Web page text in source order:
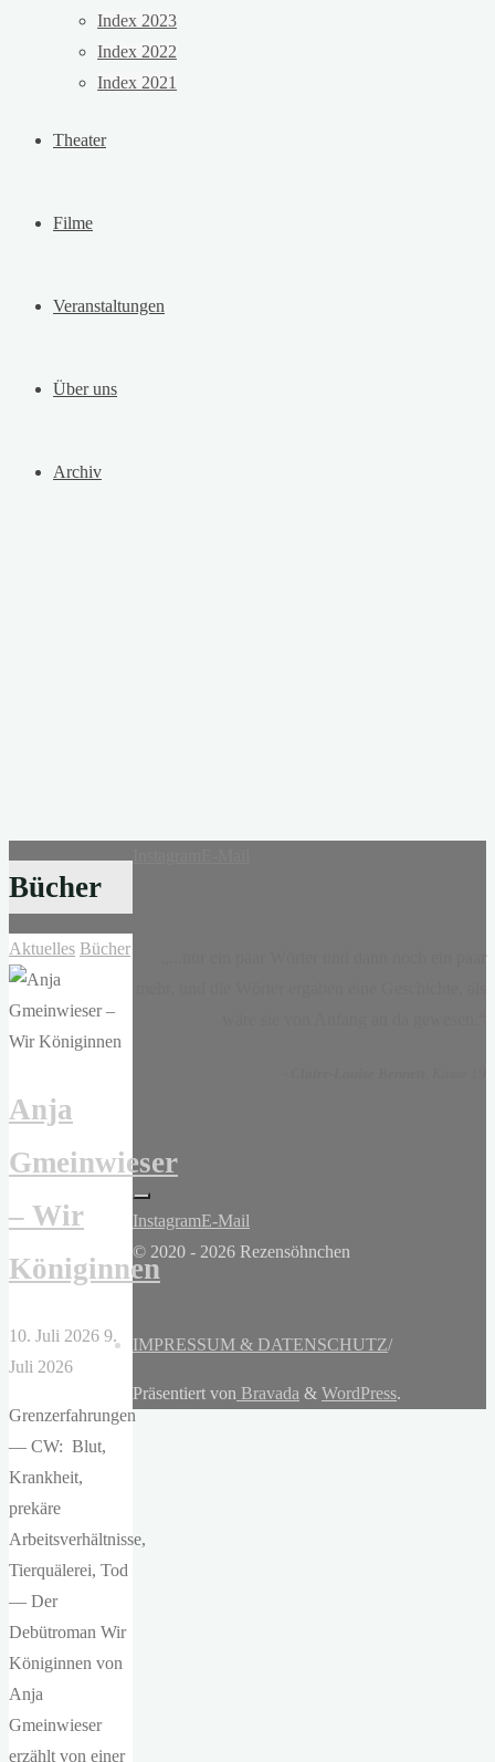
Index 2023
Index 2022
Index 2021
Theater
Filme
Veranstaltungen
Über uns
Archiv
Bücher
Aktuelles Bücher
Anja
Gmeinwieser
– Wir
Königinnen
10. Juli 2026 9.
Juli 2026
Grenzerfahrungen
— CW: Blut,
Krankheit,
prekäre
Arbeitsverhältnisse,
Tierquälerei, Tod
— Der
Debütroman Wir
Königinnen von
Anja
Gmeinwieser
erzählt von einer
InstagramE-Mail
© 2020 - 2026 Rezensöhnchen
IMPRESSUM & DATENSCHUTZ/
Präsentiert von Bravada & WordPress.